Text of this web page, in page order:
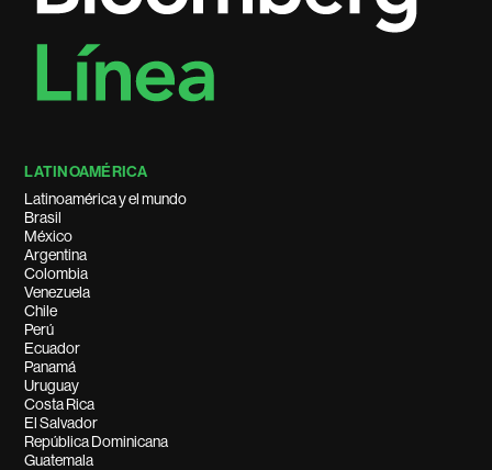
LATINOAMÉRICA
Latinoamérica y el mundo
Brasil
México
Argentina
Colombia
Venezuela
Chile
Perú
Ecuador
Panamá
Uruguay
Costa Rica
El Salvador
República Dominicana
Guatemala